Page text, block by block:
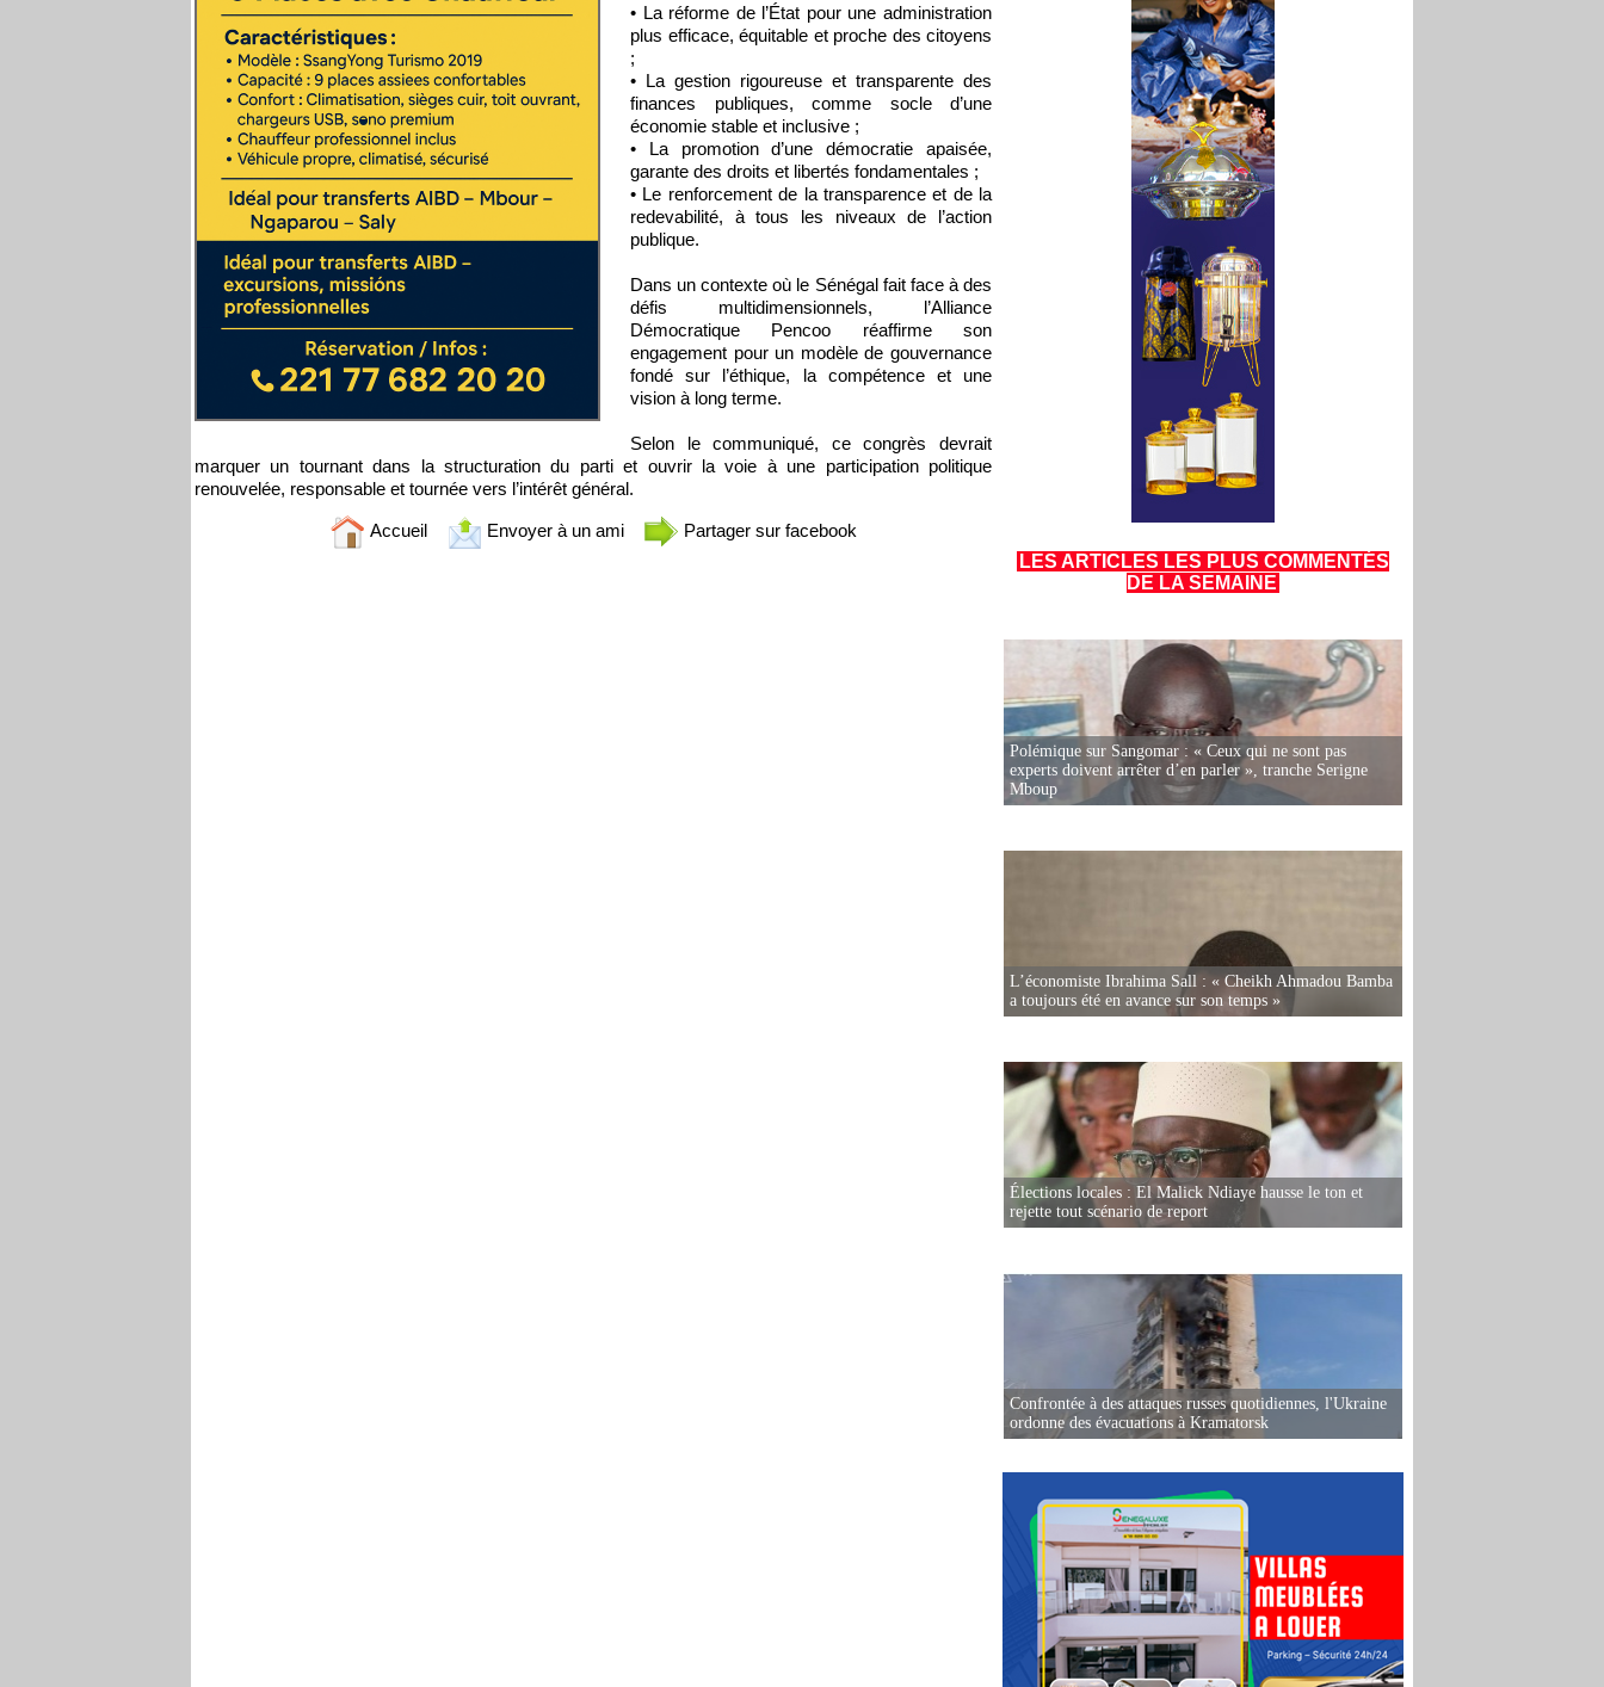
• La réforme de l’État pour une administration
plus efficace, équitable et proche des citoyens
;
• La gestion rigoureuse et transparente des
finances publiques, comme socle d’une
économie stable et inclusive ;
• La promotion d’une démocratie apaisée,
garante des droits et libertés fondamentales ;
• Le renforcement de la transparence et de la
redevabilité, à tous les niveaux de l’action
publique.
Dans un contexte où le Sénégal fait face à des
défis multidimensionnels, l’Alliance
Démocratique Pencoo réaffirme son
engagement pour un modèle de gouvernance
fondé sur l’éthique, la compétence et une
vision à long terme.
Selon le communiqué, ce congrès devrait
marquer un tournant dans la structuration du parti et ouvrir la voie à une participation politique
renouvelée, responsable et tournée vers l’intérêt général.
Accueil Envoyer à un ami Partager sur facebook
LES ARTICLES LES PLUS COMMENTÉS
DE LA SEMAINE
Polémique sur Sangomar : « Ceux qui ne sont pas
experts doivent arrêter d’en parler », tranche Serigne
Mboup
L’économiste Ibrahima Sall : « Cheikh Ahmadou Bamba
a toujours été en avance sur son temps »
Élections locales : El Malick Ndiaye hausse le ton et
rejette tout scénario de report
Confrontée à des attaques russes quotidiennes, l'Ukraine
ordonne des évacuations à Kramatorsk